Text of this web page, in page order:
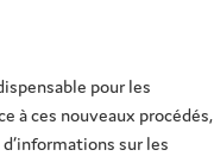
pour les
à ces nouveaux procédés,
sur les